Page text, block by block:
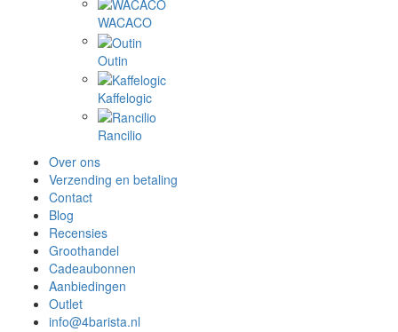
WACACO
Outin
Kaffelogic
Rancilio
Over ons
Verzending en betaling
Contact
Blog
Recensies
Groothandel
Cadeaubonnen
Aanbiedingen
Outlet
info@4barista.nl